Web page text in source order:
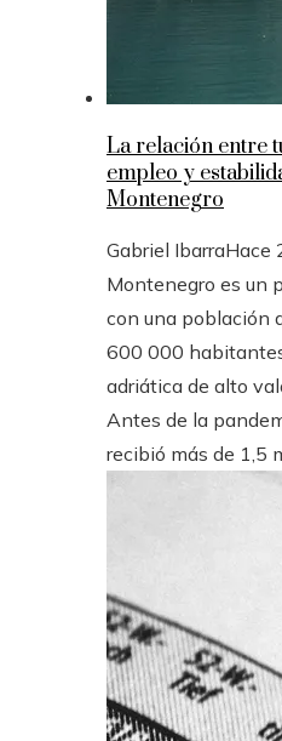
La relación entre
empleo y
Montenegro
Gabriel IbarraHace
Montenegro es un
con una población
600 000
adriática de alto
Antes de la
recibió más de 1,5